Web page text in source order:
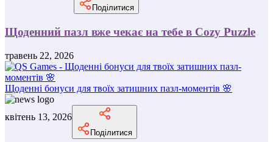
Поділитися
Щоденний пазл вже чекає на тебе в Cozy Puzzle
травень 22, 2026
Щоденні бонуси для твоїх затишних пазл-моментів 🌸
квітень 13, 2026
Поділитися